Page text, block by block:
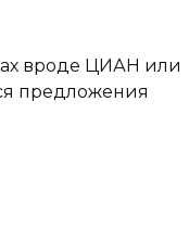
вроде ЦИАН или
предложения